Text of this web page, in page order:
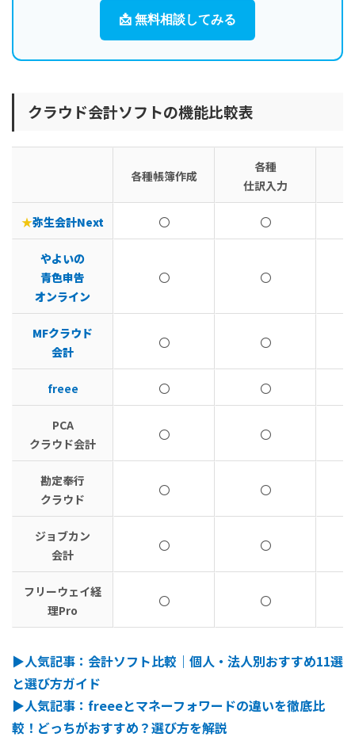
📩 無料相談してみる
クラウド会計ソフトの機能比較表
各種帳簿作成
各種
仕訳入力
★弥生会計Next 〇 〇
やよいの
青色申告
オンライン
〇 〇
MFクラウド
会計
〇 〇
freee 〇 〇
PCA
クラウド会計
〇 〇
勘定奉行
クラウド
〇 〇
ジョブカン
会計
〇 〇
フリーウェイ経
理Pro
〇 〇
▶︎人気記事：会計ソフト比較｜個人・法人別おすすめ11選
と選び方ガイド
▶︎人気記事：freeeとマネーフォワードの違いを徹底比
較！どっちがおすすめ？選び方を解説